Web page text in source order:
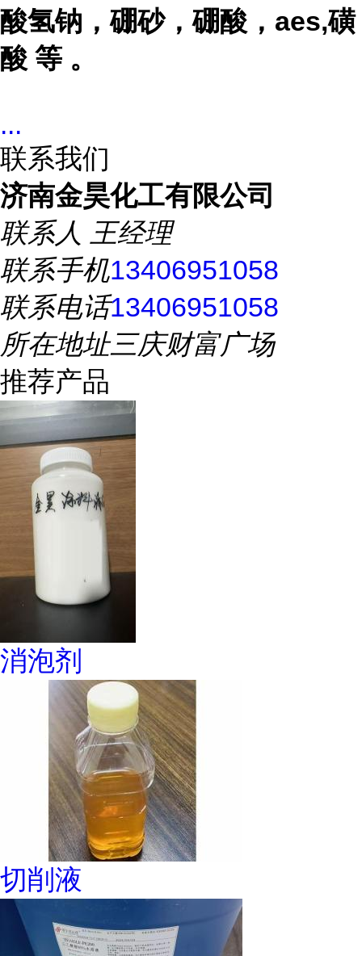
酸氢钠，硼砂，硼酸， aes,磺
酸 等 。
...
联系我们
济南金昊化工有限公司
联系人 王经理
联系手机13406951058
联系电话13406951058
所在地址三庆财富广场
推荐产品
消泡剂
切削液